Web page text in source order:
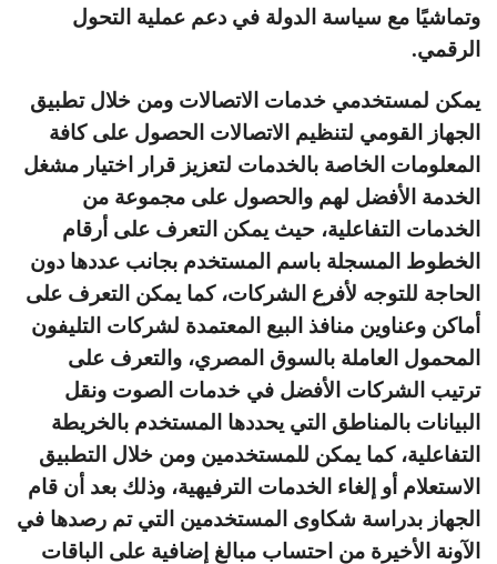
وتماشيًا مع سياسة الدولة في دعم عملية التحول
الرقمي.
يمكن لمستخدمي خدمات الاتصالات ومن خلال تطبيق
الجهاز القومي لتنظيم الاتصالات الحصول على كافة
المعلومات الخاصة بالخدمات لتعزيز قرار اختيار مشغل
الخدمة الأفضل لهم والحصول على مجموعة من
الخدمات التفاعلية، حيث يمكن التعرف على أرقام
الخطوط المسجلة باسم المستخدم بجانب عددها دون
الحاجة للتوجه لأفرع الشركات، كما يمكن التعرف على
أماكن وعناوين منافذ البيع المعتمدة لشركات التليفون
المحمول العاملة بالسوق المصري، والتعرف على
ترتيب الشركات الأفضل في خدمات الصوت ونقل
البيانات بالمناطق التي يحددها المستخدم بالخريطة
التفاعلية، كما يمكن للمستخدمين ومن خلال التطبيق
الاستعلام أو إلغاء الخدمات الترفيهية، وذلك بعد أن قام
الجهاز بدراسة شكاوى المستخدمين التي تم رصدها في
الآونة الأخيرة من احتساب مبالغ إضافية على الباقات